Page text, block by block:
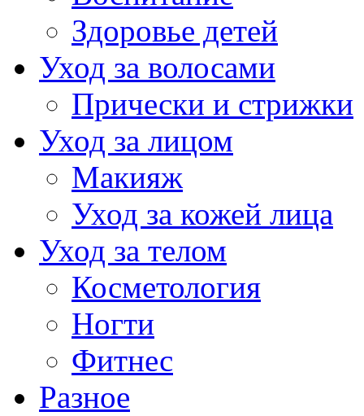
Здоровье детей
Уход за волосами
Прически и стрижки
Уход за лицом
Макияж
Уход за кожей лица
Уход за телом
Косметология
Ногти
Фитнес
Разное